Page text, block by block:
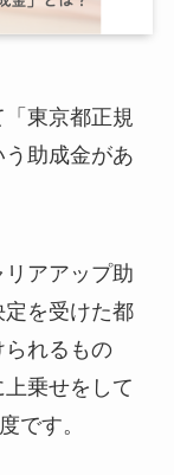
東京都正規
助成金があ
アアップ助
を受けた都
れるもの
乗せをして
です。